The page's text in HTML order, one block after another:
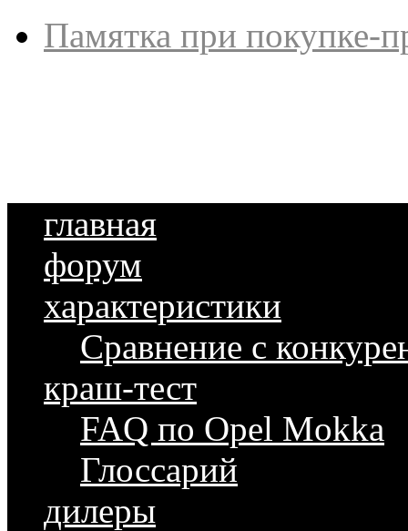
Памятка при покупке-
главная
форум
характеристики
Сравнение с
краш-тест
FAQ по Opel Mokka
Глоссарий
дилеры